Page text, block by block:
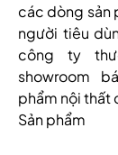
các dòng sản
người tiêu
công ty
showroom
phẩm nội thất
Sản phẩm